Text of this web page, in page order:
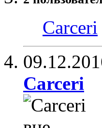
Carceri
Carceri